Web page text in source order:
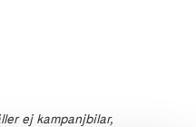
ej kampanjbilar,